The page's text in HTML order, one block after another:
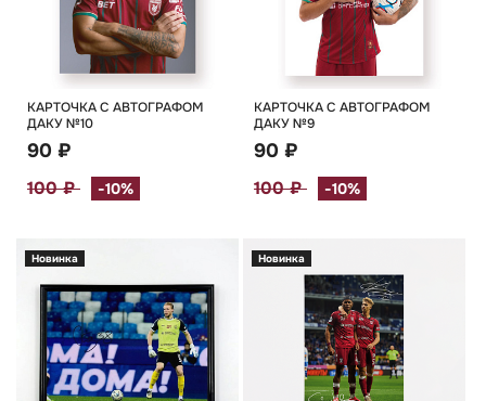
КАРТОЧКА С АВТОГРАФОМ
ДАКУ №10
90 ₽
100 ₽ -10%
КАРТОЧКА С АВТОГРАФОМ
ДАКУ №9
90 ₽
100 ₽ -10%
Новинка Новинка